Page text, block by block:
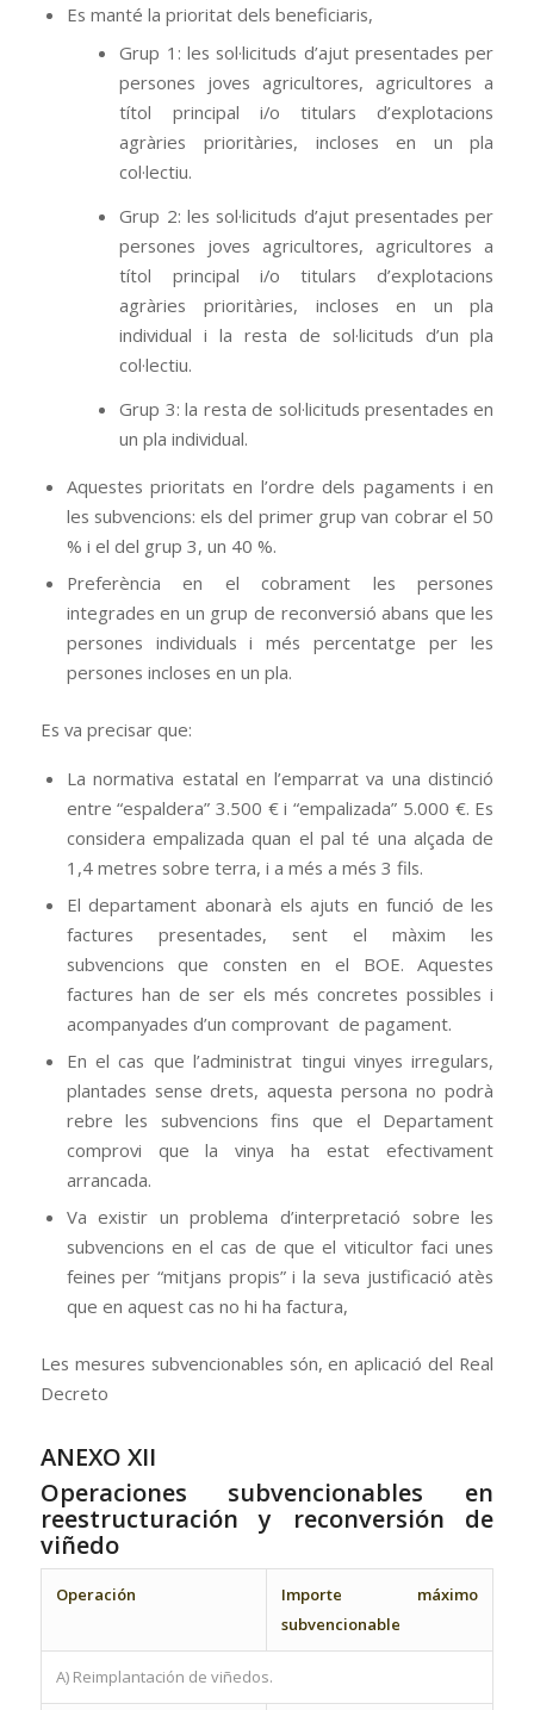
Es manté la prioritat dels beneficiaris,
Grup 1: les sol·licituds d’ajut presentades per
persones joves agricultores, agricultores a
títol principal i/o titulars d’explotacions
agràries prioritàries, incloses en un pla
col·lectiu.
Grup 2: les sol·licituds d’ajut presentades per
persones joves agricultores, agricultores a
títol principal i/o titulars d’explotacions
agràries prioritàries, incloses en un pla
individual i la resta de sol·licituds d’un pla
col·lectiu.
Grup 3: la resta de sol·licituds presentades en
un pla individual.
Aquestes prioritats en l’ordre dels pagaments i en
les subvencions: els del primer grup van cobrar el 50
% i el del grup 3, un 40 %.
Preferència en el cobrament les persones
integrades en un grup de reconversió abans que les
persones individuals i més percentatge per les
persones incloses en un pla.
Es va precisar que:
La normativa estatal en l’emparrat va una distinció
entre “espaldera” 3.500 € i “empalizada” 5.000 €. Es
considera empalizada quan el pal té una alçada de
1,4 metres sobre terra, i a més a més 3 fils.
El departament abonarà els ajuts en funció de les
factures presentades, sent el màxim les
subvencions que consten en el BOE. Aquestes
factures han de ser els més concretes possibles i
acompanyades d’un comprovant de pagament.
En el cas que l’administrat tingui vinyes irregulars,
plantades sense drets, aquesta persona no podrà
rebre les subvencions fins que el Departament
comprovi que la vinya ha estat efectivament
arrancada.
Va existir un problema d’interpretació sobre les
subvencions en el cas de que el viticultor faci unes
feines per “mitjans propis” i la seva justificació atès
que en aquest cas no hi ha factura,
Les mesures subvencionables són, en aplicació del Real
Decreto
ANEXO XII
Operaciones subvencionables en
reestructuración y reconversión de
viñedo
Operación
Importe máximo
subvencionable
A) Reimplantación de viñedos.